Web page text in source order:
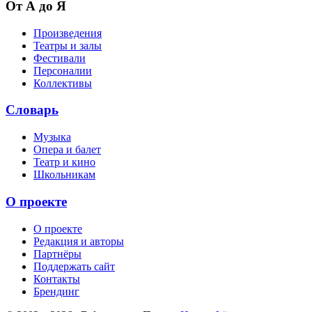
От А до Я
Произведения
Театры и залы
Фестивали
Персоналии
Коллективы
Словарь
Музыка
Опера и балет
Театр и кино
Школьникам
О проекте
О проекте
Редакция и авторы
Партнёры
Поддержать сайт
Контакты
Брендинг